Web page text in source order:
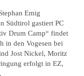
Emig
Südtirol gastiert PC
Drum Camp“ findet
in den Vogesen bei
Jost Nickel, Moritz
erfolgt in EZ,